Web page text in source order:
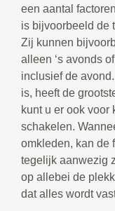
een aantal
is bijvoorbeeld de
Zij kunnen
alleen ‘s avonds
inclusief de
is, heeft de
kunt u er ook voor
schakelen.
omkleden, kan de
tegelijk aanwezig
op allebei de
dat alles wordt